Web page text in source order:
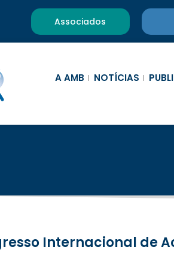
Associados
A AMB NOTÍCIAS
Internacional de